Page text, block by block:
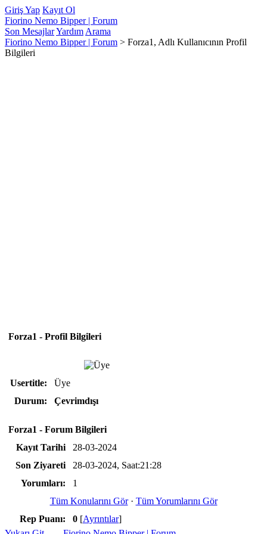
Giriş Yap Kayıt Ol
Fiorino Nemo Bipper | Forum
Son MesajlarYardım Arama
Fiorino Nemo Bipper | Forum > Forza1, Adlı Kullanıcının Profil
Bilgileri
Forza1 - Profil Bilgileri
Usertitle:
Üye
Durum:
Çevrimdışı
Forza1 - Forum Bilgileri
Kayıt Tarihi
28-03-2024
Son Ziyareti
28-03-2024, Saat:21:28
Yorumları:
1
Tüm Konularını Gör· Tüm Yorumlarını Gör
Rep Puanı:
0 [Ayrıntılar]